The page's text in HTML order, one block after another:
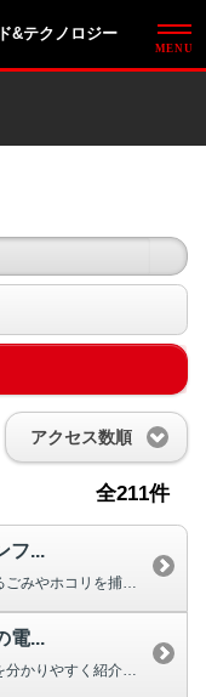
&テクノロジー
アクセス数順
全211件
フ...
電...
キーレスオペレーションキーの電池交換方法を分かりやすく紹介する動画をご用意...